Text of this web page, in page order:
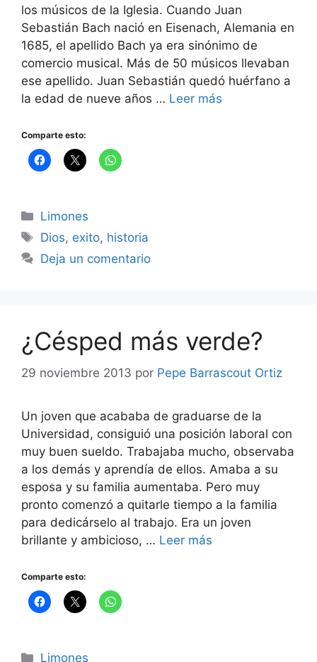
los músicos de la Iglesia. Cuando Juan
Sebastián Bach nació en Eisenach, Alemania en
1685, el apellido Bach ya era sinónimo de
comercio musical. Más de 50 músicos llevaban
ese apellido. Juan Sebastián quedó huérfano a
la edad de nueve años … Leer más
Comparte esto:
Categorías
Limones
Etiquetas
Dios, exito, historia
Deja un comentario
¿Césped más verde?
29 noviembre 2013 por Pepe Barrascout Ortiz
Un joven que acababa de graduarse de la
Universidad, consiguió una posición laboral con
muy buen sueldo. Trabajaba mucho, observaba
a los demás y aprendía de ellos. Amaba a su
esposa y su familia aumentaba. Pero muy
pronto comenzó a quitarle tiempo a la familia
para dedicárselo al trabajo. Era un joven
brillante y ambicioso, … Leer más
Comparte esto:
Categorías
Limones